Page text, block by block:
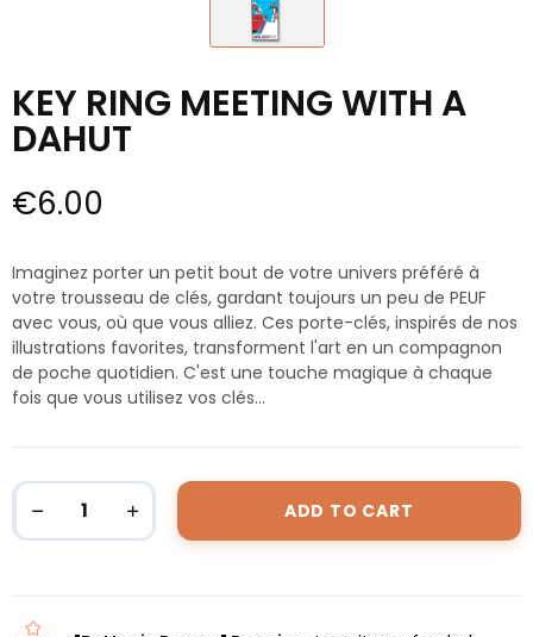
KEY RING MEETING WITH A
DAHUT
€6.00
Imaginez porter un petit bout de votre univers préféré à
votre trousseau de clés, gardant toujours un peu de PEUF
avec vous, où que vous alliez. Ces porte-clés, inspirés de nos
illustrations favorites, transforment l'art en un compagnon
de poche quotidien. C'est une touche magique à chaque
fois que vous utilisez vos clés...
ADD TO CART